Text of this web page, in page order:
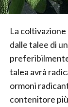
La
dalle talee di
talea avrà
ormoni
contenitore